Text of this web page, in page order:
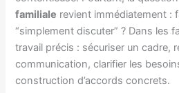
familiale revient immédiatement :
“simplement discuter” ? Dans les
travail précis : sécuriser un cadre,
communication, clarifier les
construction d’accords concrets.